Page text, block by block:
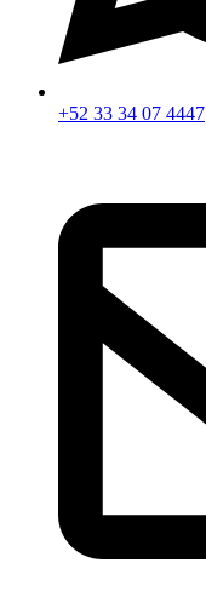
+52 33 34 07 4447